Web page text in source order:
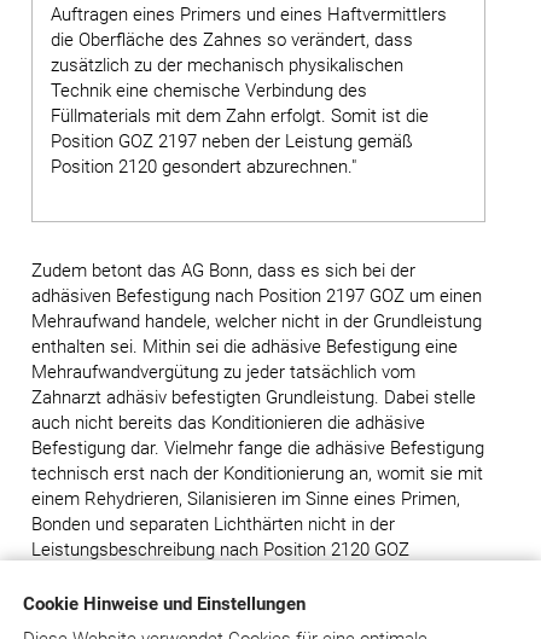
Cookie Hinweise und Einstellungen
Auftragen eines Primers und eines Haftvermittlers
die Oberfläche des Zahnes so verändert, dass
zusätzlich zu der mechanisch physikalischen
Technik eine chemische Verbindung des
Füllmaterials mit dem Zahn erfolgt. Somit ist die
Position GOZ 2197 neben der Leistung gemäß
Position 2120 gesondert abzurechnen."
Zudem betont das AG Bonn, dass es sich bei der
adhäsiven Befestigung nach Position 2197 GOZ um einen
Mehraufwand handele, welcher nicht in der Grundleistung
enthalten sei. Mithin sei die adhäsive Befestigung eine
Mehraufwandvergütung zu jeder tatsächlich vom
Zahnarzt adhäsiv befestigten Grundleistung. Dabei stelle
auch nicht bereits das Konditionieren die adhäsive
Befestigung dar. Vielmehr fange die adhäsive Befestigung
technisch erst nach der Konditionierung an, womit sie mit
einem Rehydrieren, Silanisieren im Sinne eines Primen,
Bonden und separaten Lichthärten nicht in der
Leistungsbeschreibung nach Position 2120 GOZ